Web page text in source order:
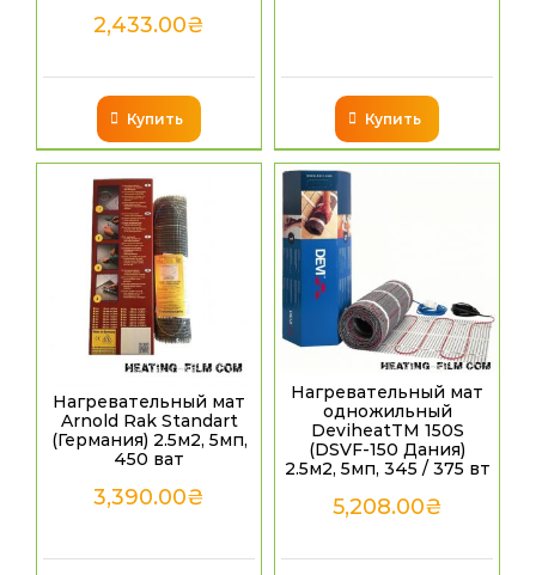
2,433.00₴
Купить Купить
Нагревательный мат
Arnold Rak Standart
(Германия) 2.5м2, 5мп,
450 ват
3,390.00₴
Нагревательный мат
одножильный
DeviheatTM 150S
(DSVF-150 Дания)
2.5м2, 5мп, 345 / 375 вт
5,208.00₴